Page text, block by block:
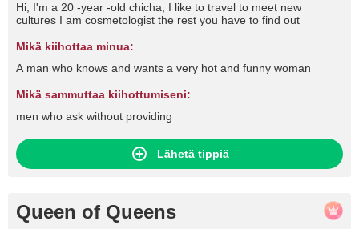
Hi, I'm a 20 -year -old chicha, I like to travel to meet new
cultures I am cosmetologist the rest you have to find out
Mikä kiihottaa minua:
A man who knows and wants a very hot and funny woman
Mikä sammuttaa kiihottumiseni:
men who ask without providing
Lähetä tippiä
Queen of Queens